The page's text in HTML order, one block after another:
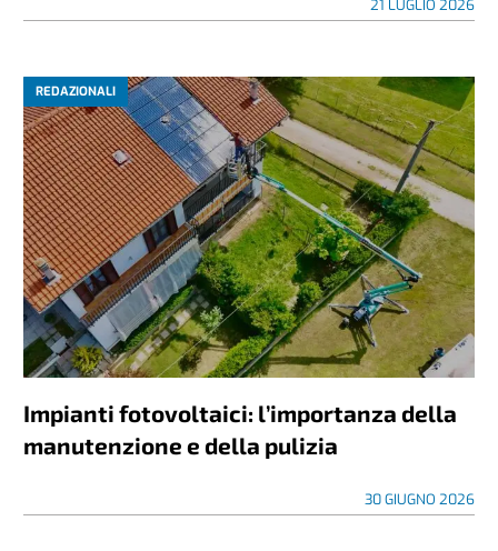
21 LUGLIO 2026
REDAZIONALI
Impianti fotovoltaici: l’importanza della
manutenzione e della pulizia
30 GIUGNO 2026